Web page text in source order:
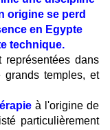
origine se perd
en Egypte
technique.
dans
temples, et
à l'origine de
particulièrement